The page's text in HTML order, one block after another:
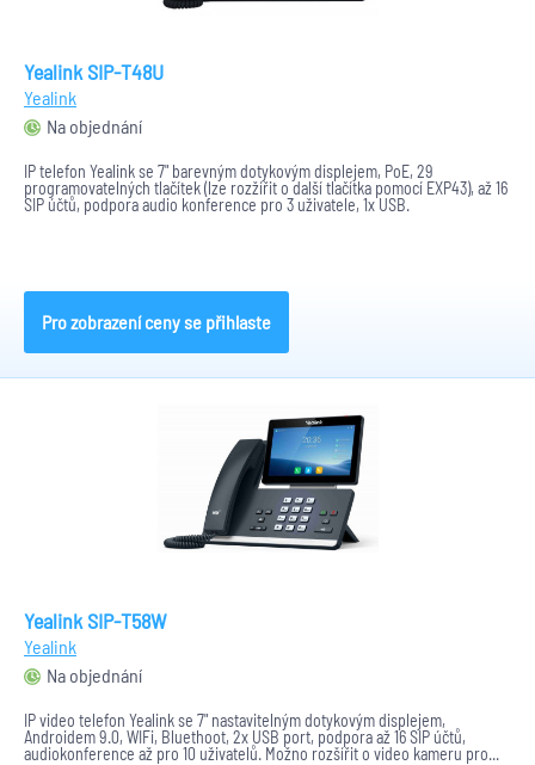
Yealink SIP-T48U
Yealink
Na objednání
IP telefon Yealink se 7" barevným dotykovým displejem, PoE, 29
programovatelných tlačítek (lze rozžířit o další tlačítka pomocí EXP43), až 16
SIP účtů, podpora audio konference pro 3 uživatele, 1x USB.
Pro zobrazení ceny se přihlaste
Yealink SIP-T58W
Yealink
Na objednání
IP video telefon Yealink se 7" nastavitelným dotykovým displejem,
Androidem 9.0, WIFi, Bluethoot, 2x USB port, podpora až 16 SIP účtů,
audiokonference až pro 10 uživatelů. Možno rozšířit o video kameru pro...